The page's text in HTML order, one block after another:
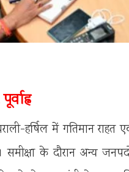
हर्षिल में गतिमान राहत
समीक्षा के दौरान अन्य